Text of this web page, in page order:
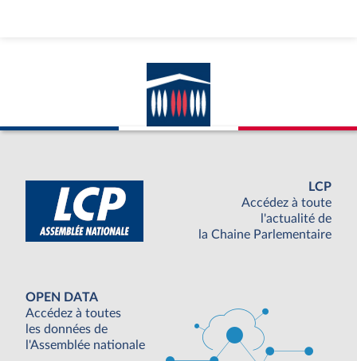
LCP
Accédez à toute
l'actualité de
la Chaine Parlementaire
OPEN DATA
Accédez à toutes
les données de
l'Assemblée nationale